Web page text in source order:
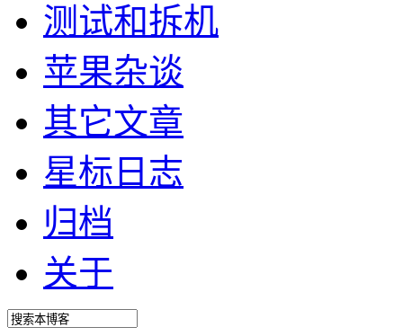
测试和拆机
苹果杂谈
其它文章
星标日志
归档
关于